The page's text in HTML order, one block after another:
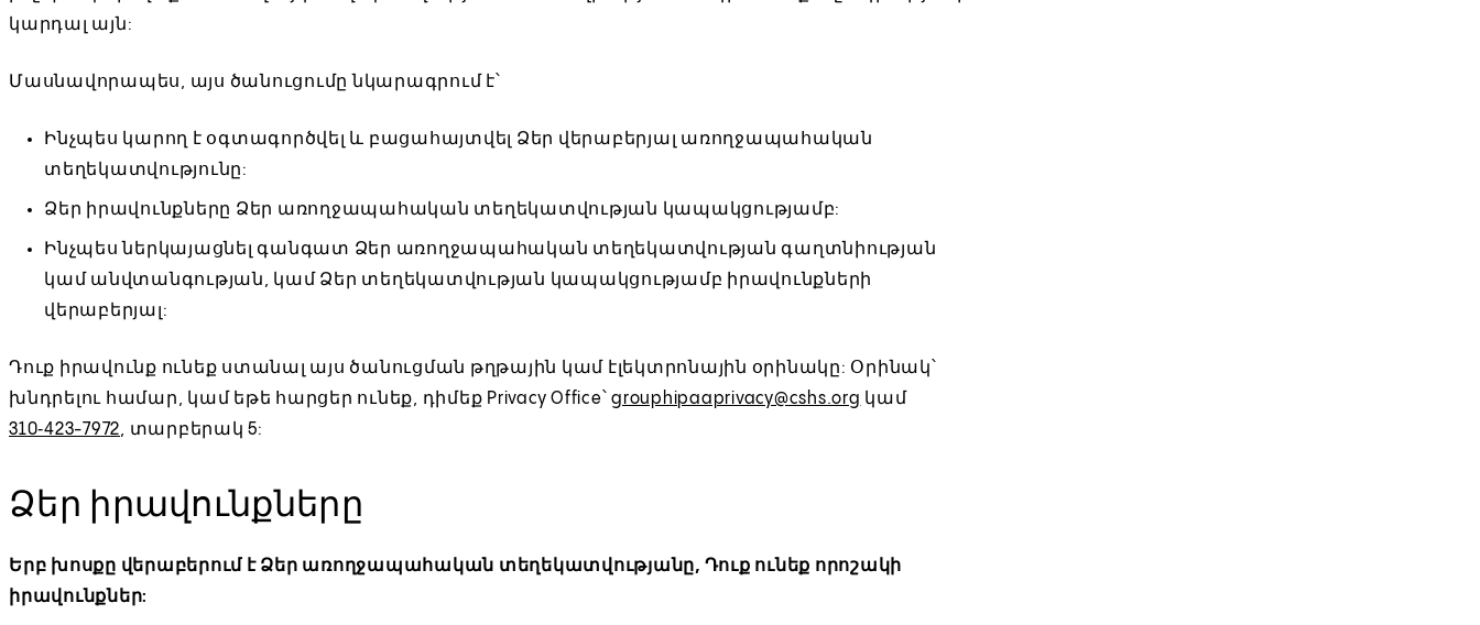
կարդալ այն:
Մասնավորապես, այս ծանուցումը նկարագրում է՝
Ինչպես կարող է օգտագործվել և բացահայտվել Ձեր վերաբերյալ առողջապահական
տեղեկատվությունը:
Ձեր իրավունքները Ձեր առողջապահական տեղեկատվության կապակցությամբ:
Ինչպես ներկայացնել գանգատ Ձեր առողջապահական տեղեկատվության գաղտնիության
կամ անվտանգության, կամ Ձեր տեղեկատվության կապակցությամբ իրավունքների
վերաբերյալ:
Դուք իրավունք ունեք ստանալ այս ծանուցման թղթային կամ էլեկտրոնային օրինակը: Օրինակ՝
խնդրելու համար, կամ եթե հարցեր ունեք, դիմեք Privacy Office՝ grouphipaaprivacy@cshs.org կամ
310‑423-7972, տարբերակ 5:
Ձեր իրավունքները
Երբ խոսքը վերաբերում է Ձեր առողջապահական տեղեկատվությանը, Դուք ունեք որոշակի
իրավունքներ: